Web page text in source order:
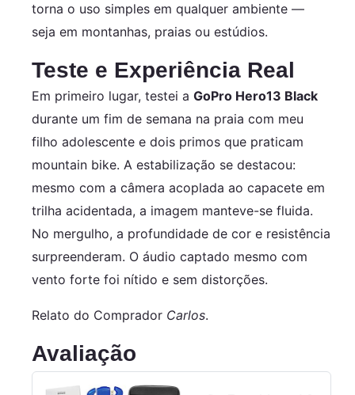
torna o uso simples em qualquer ambiente —
seja em montanhas, praias ou estúdios.
Teste e Experiência Real
Em primeiro lugar, testei a GoPro Hero13 Black
durante um fim de semana na praia com meu
filho adolescente e dois primos que praticam
mountain bike. A estabilização se destacou:
mesmo com a câmera acoplada ao capacete em
trilha acidentada, a imagem manteve-se fluida.
No mergulho, a profundidade de cor e resistência
surpreenderam. O áudio captado mesmo com
vento forte foi nítido e sem distorções.
Relato do Comprador Carlos.
Avaliação